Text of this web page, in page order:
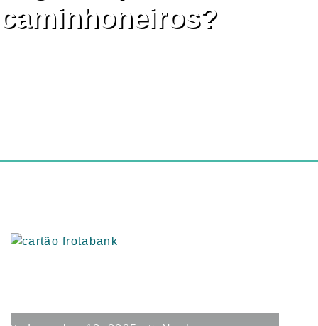
caminhoneiros?